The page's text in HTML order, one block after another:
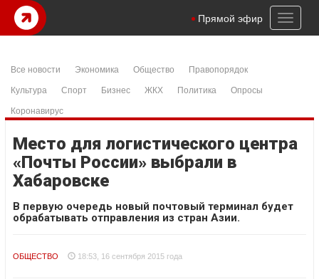
Toggle
Прямой эфир
Все новости Экономика Общество
Правопорядок
Культура
Спорт Бизнес ЖКХ Политика
Опросы
Коронавирус
Место для логистического центра
«Почты России» выбрали в
Хабаровске
В первую очередь новый почтовый терминал будет
обрабатывать отправления из стран Азии.
ОБЩЕСТВО 18:53, 16 сентября 2015 года